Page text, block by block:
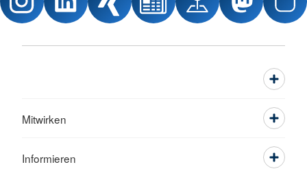
Mitwirken
Informieren